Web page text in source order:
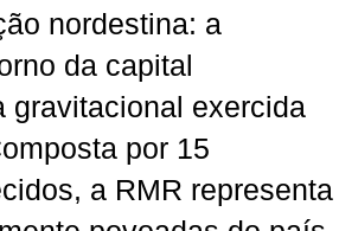
nordestina: a
da capital
gravitacional exercida
por 15
a RMR representa